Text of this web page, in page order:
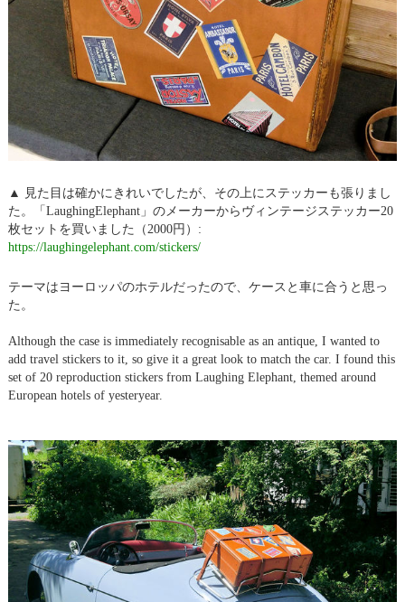
▲ 見た目は確かにきれいでしたが、その上にステッカーも張りまし
た。「LaughingElephant」のメーカーからヴィンテージステッカー20
枚セットを買いました（2000円）:
https://laughingelephant.com/stickers/
テーマはヨーロッパのホテルだったので、ケースと車に合うと思っ
た。
Although the case is immediately recognisable as an antique, I wanted to
add travel stickers to it, so give it a great look to match the car. I found this
set of 20 reproduction stickers from Laughing Elephant, themed around
European hotels of yesteryear.